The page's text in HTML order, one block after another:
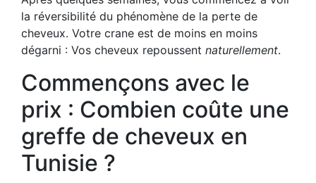
la réversibilité du phénomène de la perte de
cheveux. Votre crane est de moins en moins
dégarni : Vos cheveux repoussent naturellement.
Commençons avec le
prix : Combien coûte une
greffe de cheveux en
Tunisie ?